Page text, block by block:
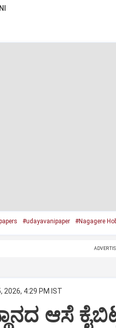
#udayavanipaper #Nagagere
2026, 4:29 PM IST
ಆಸೆ